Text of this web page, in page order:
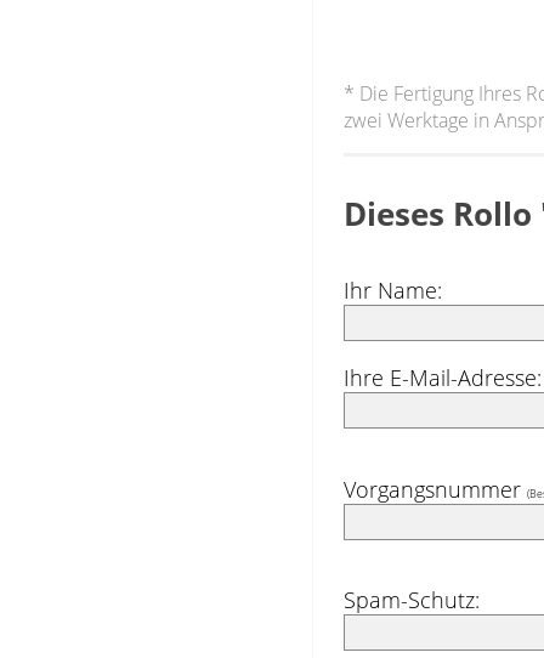
* Die Fertigung Ihres
zwei Werktage in
Dieses
Ihr Name:
Ihre E-Mail-Adresse:
Vorgangsnummer
Spam-Schutz: